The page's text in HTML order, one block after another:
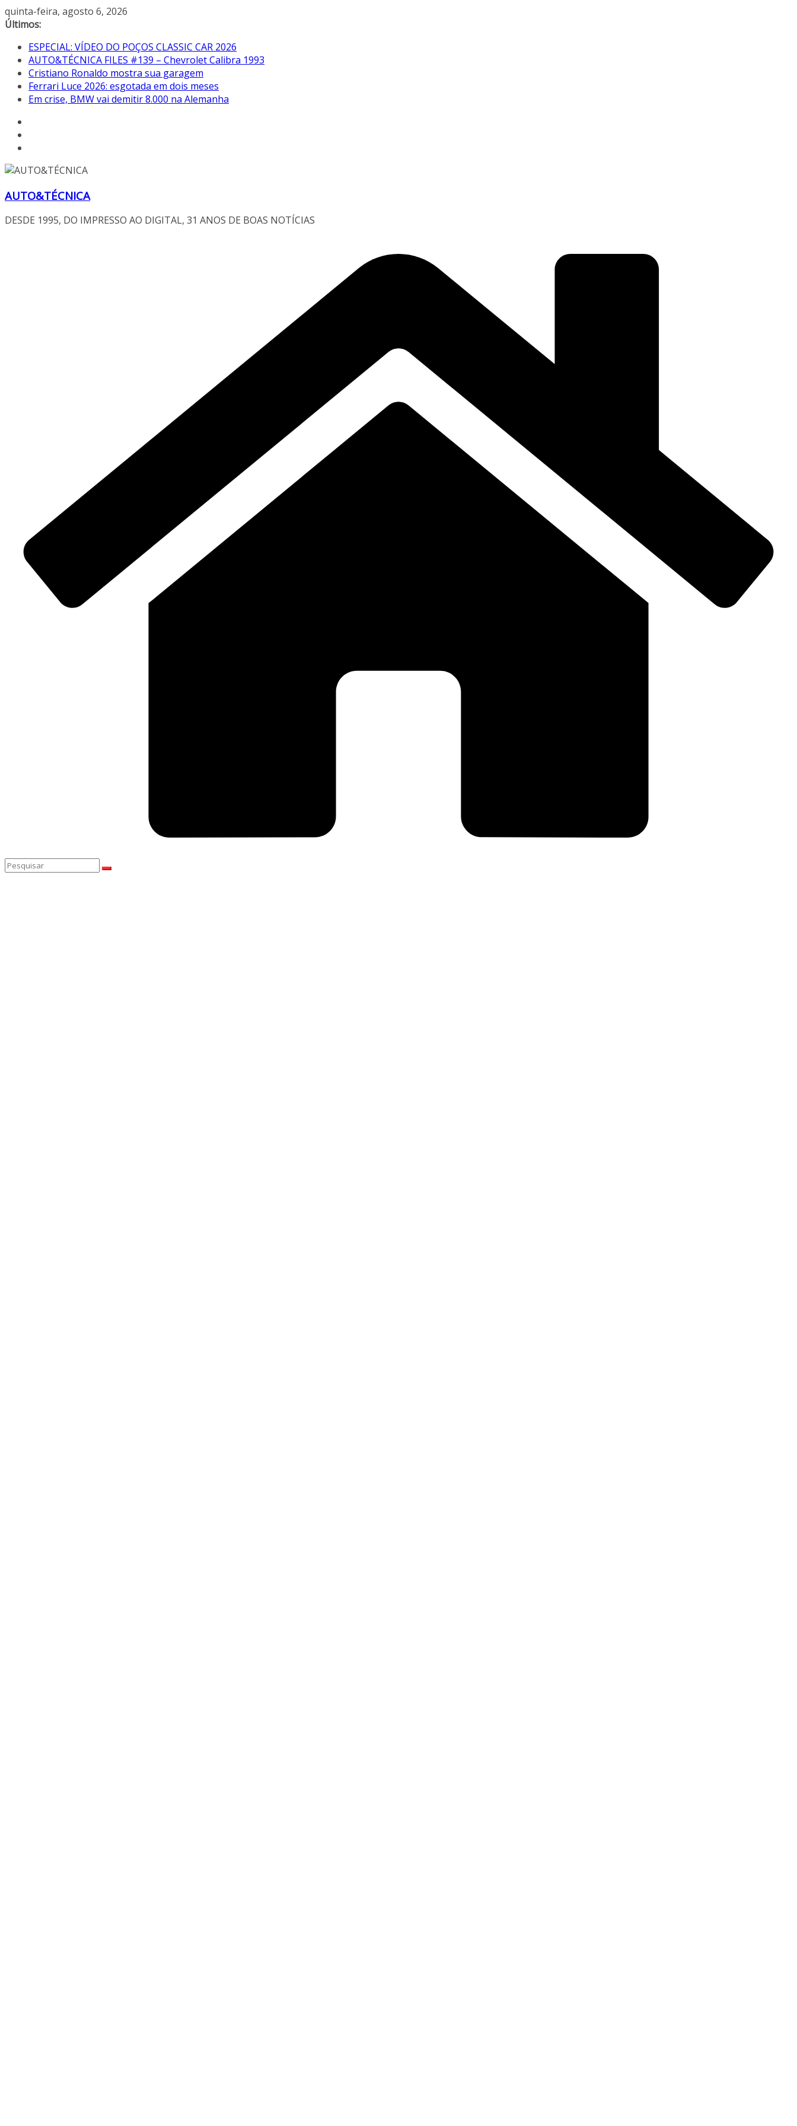
Pular
para
conteúdo
quinta-feira, agosto 6, 2026
Últimos:
ESPECIAL: VÍDEO DO POÇOS CLASSIC CAR 2026
AUTO&TÉCNICA FILES #139 – Chevrolet Calibra 1993
Cristiano Ronaldo mostra sua garagem
Ferrari Luce 2026: esgotada em dois meses
Em crise, BMW vai demitir 8.000 na Alemanha
AUTO&TÉCNICA
DESDE 1995, DO IMPRESSO AO DIGITAL, 31 ANOS DE BOAS NOTÍCIAS